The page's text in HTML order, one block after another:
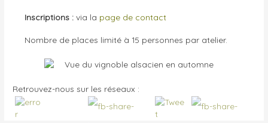
Inscriptions : via la page de contact
Nombre de places limité à 15 personnes par atelier.
Retrouvez-nous sur les réseaux :